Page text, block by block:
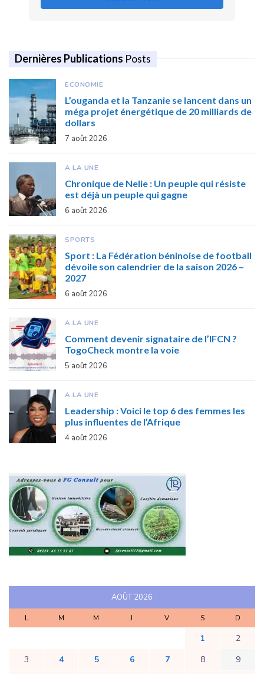
Dernières Publications Posts
ECONOMIE
L’ouganda et la Tanzanie se lancent dans un
méga projet énergétique de 20 milliards de
dollars
7 août 2026
A LA UNE
Chronique de Nelie : Un peuple qui résiste
est déjà un peuple qui gagne
6 août 2026
SPORTS
Sport : La Fédération béninoise de football
dévoile son calendrier de la saison 2026 –
2027
6 août 2026
A LA UNE
Comment devenir signataire de l’IFCN ?
TogoCheck montre la voie
5 août 2026
A LA UNE
Leadership : Voici le top 6 des femmes les
plus influentes de l’Afrique
4 août 2026
AOÛT 2026
L M M J V S D
1
2
3
4 5 6 7 8
9